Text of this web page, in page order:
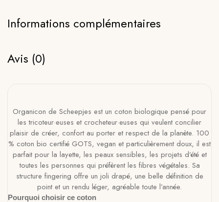
Informations complémentaires
Avis (0)
Organicon de Scheepjes est un coton biologique pensé pour
les tricoteur·euses et crocheteur·euses qui veulent concilier
plaisir de créer, confort au porter et respect de la planète. 100
% coton bio certifié GOTS, vegan et particulièrement doux, il est
parfait pour la layette, les peaux sensibles, les projets d’été et
toutes les personnes qui préfèrent les fibres végétales. Sa
structure fingering offre un joli drapé, une belle définition de
point et un rendu léger, agréable toute l’année.
Pourquoi choisir ce coton